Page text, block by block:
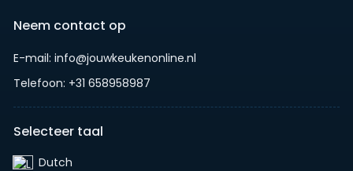
Neem contact op
E-mail: info@jouwkeukenonline.nl
Telefoon: +31 658958987
Selecteer taal
Dutch‎